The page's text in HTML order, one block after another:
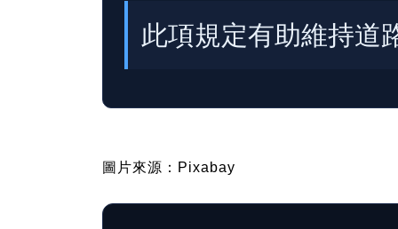
此項規定有助維持道
圖片來源：Pixabay